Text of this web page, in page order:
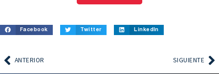
Facebook Twitter LinkedIn
ANTERIOR SIGUIENTE